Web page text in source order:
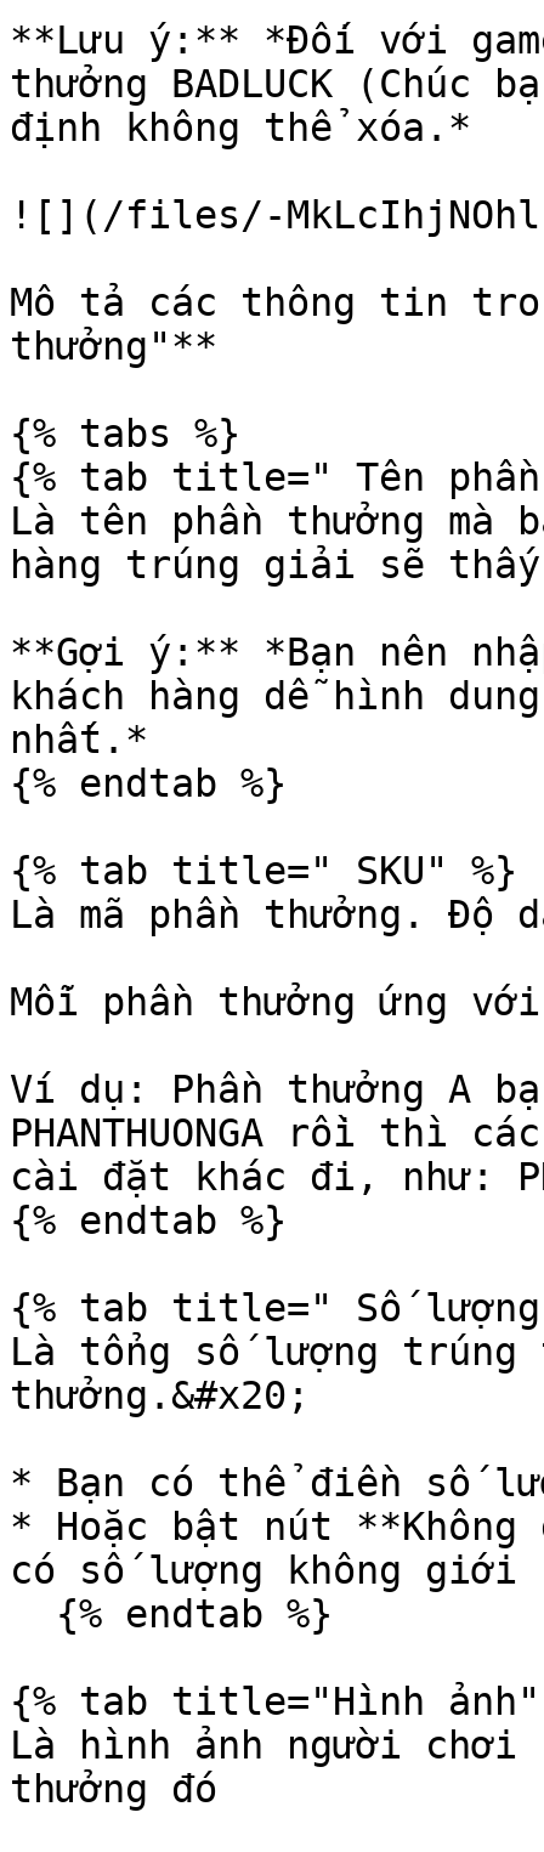
**Lưu ý:** *Đối với
thưởng BADLUCK (Chúc
định không thể xóa.*
![](/files/-
Mô tả các thông tin
thưởng"**
{% tabs %}
{% tab title=" Tên
Là tên phần thưởng mà
hàng trúng giải sẽ
**Gợi ý:** *Bạn nên
khách hàng dễ hình
nhất.*
{% endtab %}
{% tab title=" SKU" %}
Là mã phần thưởng.
Mỗi phần thưởng ứng
Ví dụ: Phần thưởng A
PHANTHUONGA rồi thì
cài đặt khác đi, như:
{% endtab %}
{% tab title=" Số
Là tổng số lượng trúng
thưởng.&#x20;
* Bạn có thể điền số
* Hoặc bật nút
có số lượng không giới
{% tab title="Hình ảnh"
Là hình ảnh người
thưởng đó